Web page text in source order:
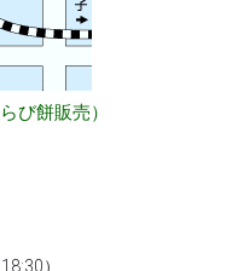
び餅販売）
）